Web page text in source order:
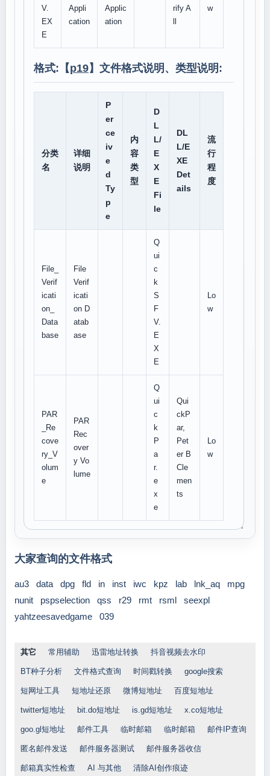
V.
EX
E
Appli
cation
Applic
ation
rify A
w
格式:【p19】文件格式说明、类型说明:
分类
名
详细
说明
P
er
ce
iv
e
d
Ty
p
e
内
容
类
型
D
L
L/
E
X
E
Fi
le
DL
L/E
XE
Det
ails
流
行
程
度
File_
Verif
icati
on_
Data
base
File
Verif
icati
on D
atab
ase
Q
ui
c
k
S
F
V.
E
X
E
Lo
w
PAR
_Re
cove
ry_V
olum
e
PAR
Rec
over
y Vo
lume
Q
ui
c
k
P
a
r.
e
x
e
Qui
ckP
ar,
Pet
er B
Cle
men
ts
Lo
w
大家查询的文件格式
au3 data dpg fld in inst iwc kpz lab lnk_aq
mpg
nunit
pspselection qss r29 rmt rsml
seexpl
yahtzeesavedgame
039
其它 常用辅助 迅雷地址转换 抖音视频去水印
BT种子分析 文件格式查询 时间戳转换 google搜索
短网址工具 短地址还原 微博短地址 百度短地址
twitter短地址 bit.do短地址 is.gd短地址 x.co短地址
goo.gl短地址 邮件工具 临时邮箱 临时邮箱 邮件IP查询
匿名邮件发送 邮件服务器测试 邮件服务器收信
邮箱真实性检查 AI 与其他 清除AI创作痕迹